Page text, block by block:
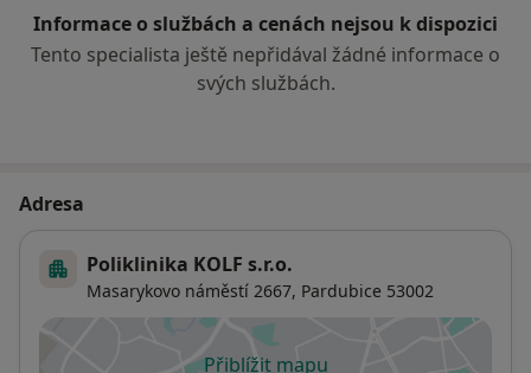
Informace o službách a cenách nejsou k dispozici
Tento specialista ještě nepřidával žádné informace o
svých službách.
Adresa
Poliklinika KOLF s.r.o.
Masarykovo náměstí 2667, Pardubice 53002
Přiblížit mapu